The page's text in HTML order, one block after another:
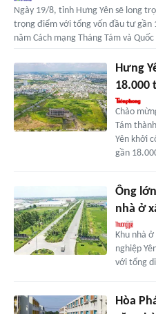
Ngày 19/8, tỉnh Hưng Yên sẽ long
trọng điểm với tổng vốn đầu tư gần
năm Cách mạng Tháng Tám và
Hưng
18.000
Chào
Tám
Yên khởi
gần
Ông
nhà ở
Khu nhà
nghiệp
với tổng
Hòa